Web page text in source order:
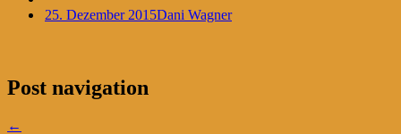
25. Dezember 2015Dani Wagner
Post navigation
←